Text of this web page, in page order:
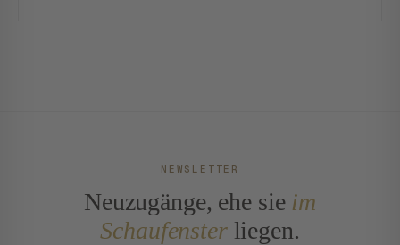
NEWSLETTER
Neuzugänge, ehe sie im
Schaufensterliegen.